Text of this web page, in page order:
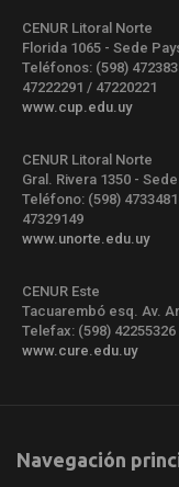
CENUR Litoral Norte
Florida 1065 - Sede
Teléfonos: (598)
47222291 / 47220221
www.cup.edu.uy
CENUR Litoral Norte
Gral. Rivera 1350 -
Teléfono: (598)
47329149
www.unorte.edu.uy
CENUR Este
Tacuarembó esq. Av.
Telefax: (598) 42255326
www.cure.edu.uy
Navegación